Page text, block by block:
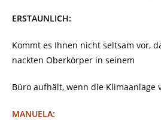
ERSTAUNLICH:
Kommt es Ihnen nicht seltsam vor,
nackten Oberkörper in seinem
Büro aufhält, wenn die Klimaanlage
MANUELA: